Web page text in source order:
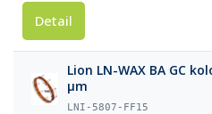
Detail
Lion LN-WAX BA GC
µm
LNI-5807-FF15